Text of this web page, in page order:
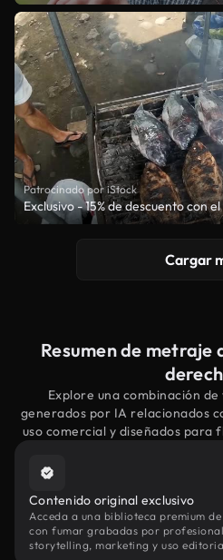
Patrocinado por iStock
Exclusivo - 15% de descuento con
Cargar
Resumen de metraje
Explore una combinación
generados por IA relacionados
uso comercial y diseñados para
Contenido original exclusivo
Acceda a una biblioteca premium
con fumar grabadas por
storytelling, marketing y uso